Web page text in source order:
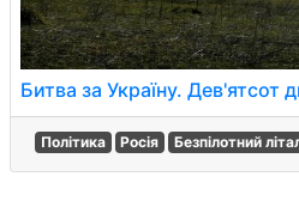
Битва за Україну. Дев'ятсот
Політика Росія Безпілотний